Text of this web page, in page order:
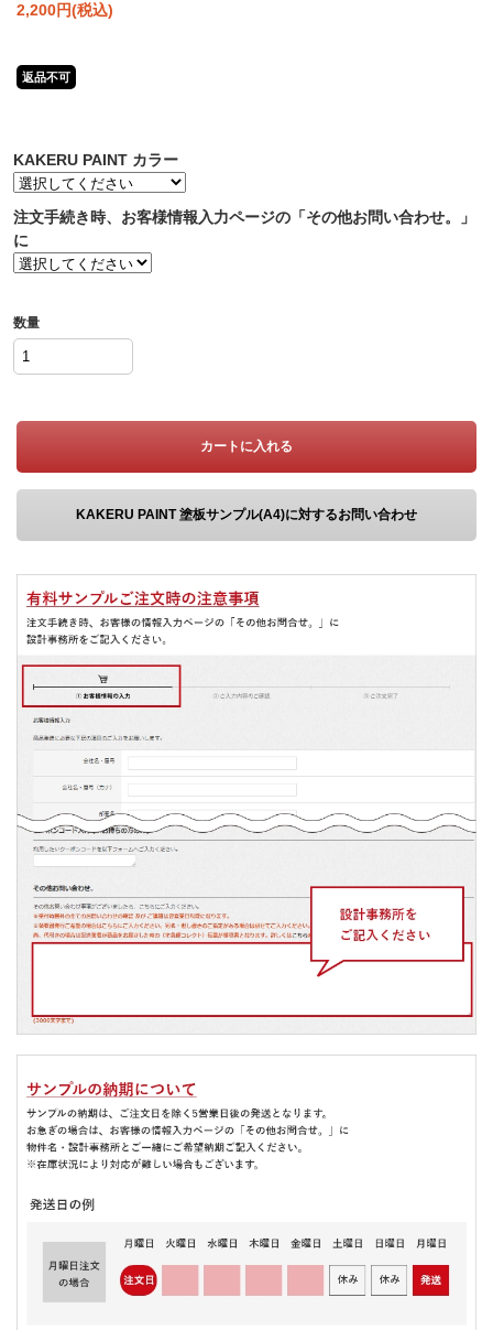
2,200円(税込)
返品不可
KAKERU PAINT カラー
注文手続き時、お客様情報入力ページの「その他お問い合わせ。」
に
数量
カートに入れる
KAKERU PAINT 塗板サンプル(A4)に対するお問い合わせ